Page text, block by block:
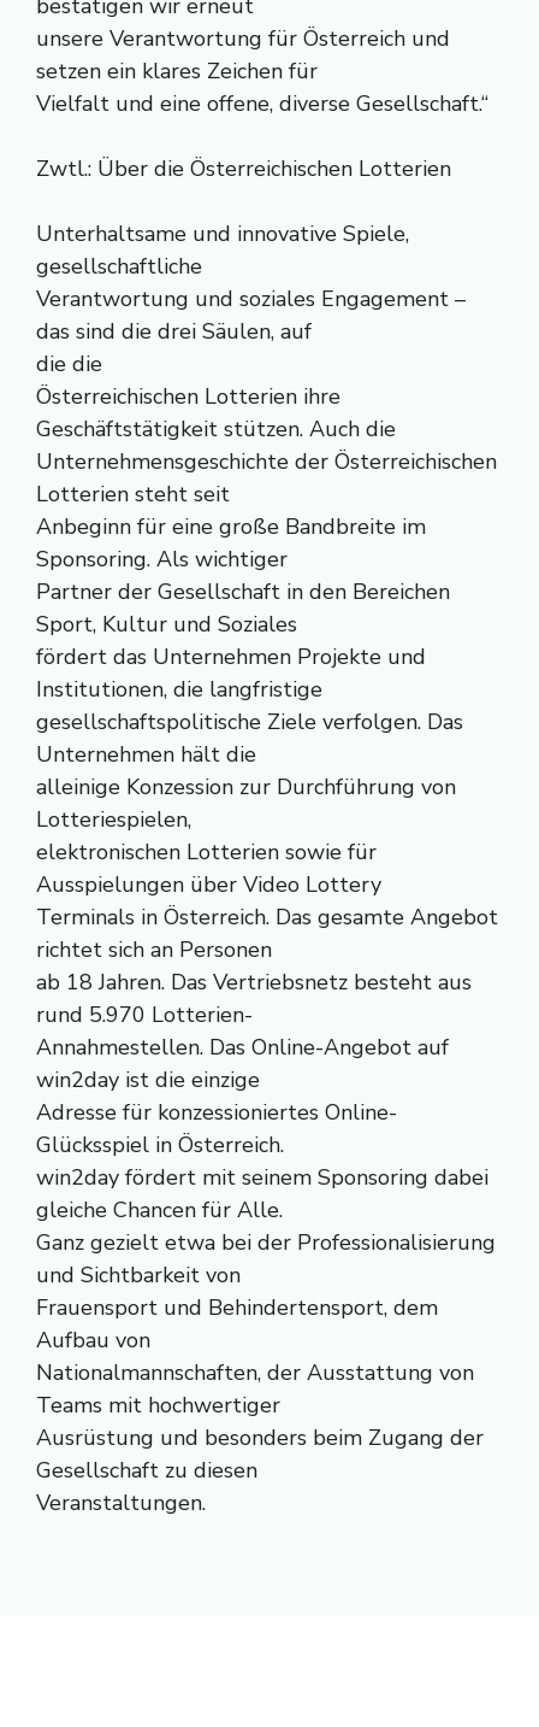
bestätigen wir erneut
unsere Verantwortung für Österreich und
setzen ein klares Zeichen für
Vielfalt und eine offene, diverse Gesellschaft.“
Zwtl.: Über die Österreichischen Lotterien
Unterhaltsame und innovative Spiele,
gesellschaftliche
Verantwortung und soziales Engagement –
das sind die drei Säulen, auf
die die
Österreichischen Lotterien ihre
Geschäftstätigkeit stützen. Auch die
Unternehmensgeschichte der Österreichischen
Lotterien steht seit
Anbeginn für eine große Bandbreite im
Sponsoring. Als wichtiger
Partner der Gesellschaft in den Bereichen
Sport, Kultur und Soziales
fördert das Unternehmen Projekte und
Institutionen, die langfristige
gesellschaftspolitische Ziele verfolgen. Das
Unternehmen hält die
alleinige Konzession zur Durchführung von
Lotteriespielen,
elektronischen Lotterien sowie für
Ausspielungen über Video Lottery
Terminals in Österreich. Das gesamte Angebot
richtet sich an Personen
ab 18 Jahren. Das Vertriebsnetz besteht aus
rund 5.970 Lotterien-
Annahmestellen. Das Online-Angebot auf
win2day ist die einzige
Adresse für konzessioniertes Online-
Glücksspiel in Österreich.
win2day fördert mit seinem Sponsoring dabei
gleiche Chancen für Alle.
Ganz gezielt etwa bei der Professionalisierung
und Sichtbarkeit von
Frauensport und Behindertensport, dem
Aufbau von
Nationalmannschaften, der Ausstattung von
Teams mit hochwertiger
Ausrüstung und besonders beim Zugang der
Gesellschaft zu diesen
Veranstaltungen.